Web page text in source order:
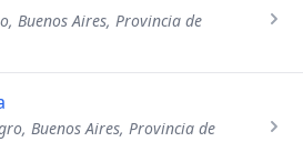
Buenos Aires, Provincia de
Buenos Aires, Provincia de